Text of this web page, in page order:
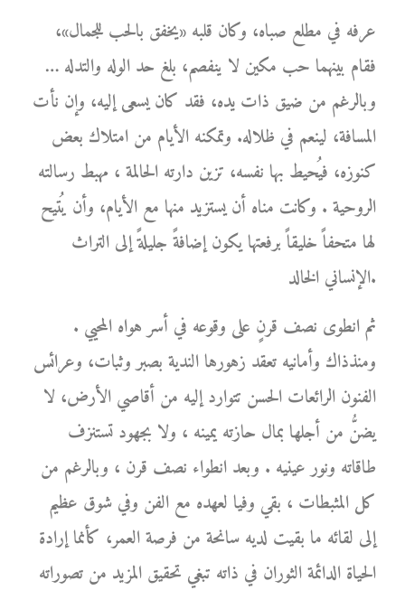
عرفه في مطلع صباه، وكان قلبه «يخفق بالحب للجمال»،
فقام بينهما حب مكين لا ينفصم، بلغ حد الوله والتدله …
وبالرغم من ضيق ذات يده، فقد كان يسعى إليه، وإن نأت
المسافة، لينعم في ظلاله. وتمكنه الأيام من امتلاك بعض
كنوزه، فيُحيط بها نفسه، تزين دارته الحالمة ، مهبط رسالته
الروحية . وكانت مناه أن يستزيد منها مع الأيام، وأن يُتيح
لها متحفاً خليقاً برفعتها يكون إضافةً جليلةً إلى التراث
الإنساني الخالد.
ثم انطوى نصف قرنٍ على وقوعه في أسر هواه المحيي .
ومنذذاك وأمانيه تعقد زهورها الندية بصبر وثبات، وعرائس
الفنون الرائعات الحسن تتوارد إليه من أقاصي الأرض، لا
يضنُّ من أجلها بمال حازته يمينه ، ولا بجهود تستنزف
طاقاته ونور عينيه . وبعد انطواء نصف قرن ، وبالرغم من
كل المثبطات ، بقي وفيا لعهده مع الفن وفي شوق عظيم
إلى لقائه ما بقيت لديه سانحة من فرصة العمر، كأنما إرادة
الحياة الدائمة الثوران في ذاته تبغي تحقيق المزيد من تصوراته